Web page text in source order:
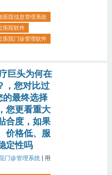
医院信息管理系统
医院软件
医院门诊管理软件
巨头为何在
，您对比过
的最终选择
您更看重大
合度，如果
价格低、服
定性吗
门诊管理系统 | 用